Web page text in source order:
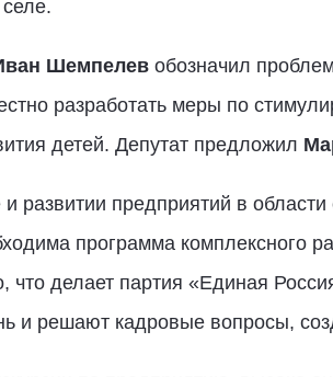
Шемпелевобозначил
разработать меры по
детей. Депутат предложил
развитии предприятий в
программа комплексного
что делает партия «Единая
и решают кадровые вопросы,